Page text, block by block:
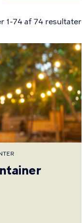
1-74 af 74 resultater